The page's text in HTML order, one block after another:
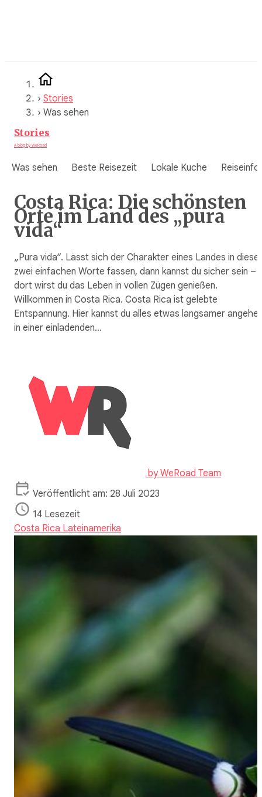
› Stories
› Was sehen
Stories
A blog by WeRoad
Was sehen Beste Reisezeit Lokale Kuche
Costa Rica: Die schönsten
Orte im Land des „pura
vida“
„Pura vida“. Lässt sich der Charakter eines Landes in diese
zwei einfachen Worte fassen, dann kannst du sicher sein –
dort wirst du das Leben in vollen Zügen genießen.
Willkommen in Costa Rica. Costa Rica ist gelebte
Entspannung. Hier kannst du alles etwas langsamer
in einer einladenden…
byWeRoad Team
Veröffentlicht am: 28 Juli 2023
14 Lesezeit
Costa Rica Lateinamerika